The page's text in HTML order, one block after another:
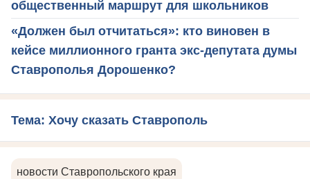
общественный маршрут для школьников
«Должен был отчитаться»: кто виновен в
кейсе миллионного гранта экс-депутата думы
Ставрополья Дорошенко?
Тема: Хочу сказать Ставрополь
новости Ставропольского края